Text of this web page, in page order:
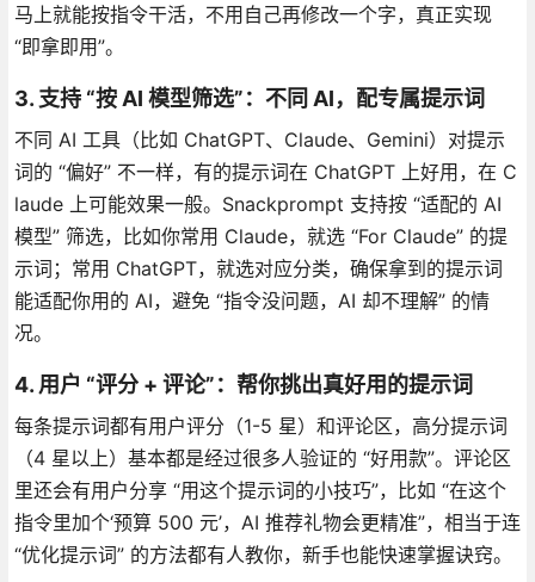
马上就能按指令干活，不用自己再修改一个字，真正实现
“即拿即用”。
3. 支持 “按 AI 模型筛选”：不同 AI，配专属提示词
不同 AI 工具（比如 ChatGPT、Claude、Gemini）对提示
词的 “偏好” 不一样，有的提示词在 ChatGPT 上好用，在 C
laude 上可能效果一般。Snackprompt 支持按 “适配的 AI
模型” 筛选，比如你常用 Claude，就选 “For Claude” 的提
示词；常用 ChatGPT，就选对应分类，确保拿到的提示词
能适配你用的 AI，避免 “指令没问题，AI 却不理解” 的情
况。
4. 用户 “评分 + 评论”：帮你挑出真好用的提示词
每条提示词都有用户评分（1-5 星）和评论区，高分提示词
（4 星以上）基本都是经过很多人验证的 “好用款”。评论区
里还会有用户分享 “用这个提示词的小技巧”，比如 “在这个
指令里加个‘预算 500 元’，AI 推荐礼物会更精准”，相当于连
“优化提示词” 的方法都有人教你，新手也能快速掌握诀窍。